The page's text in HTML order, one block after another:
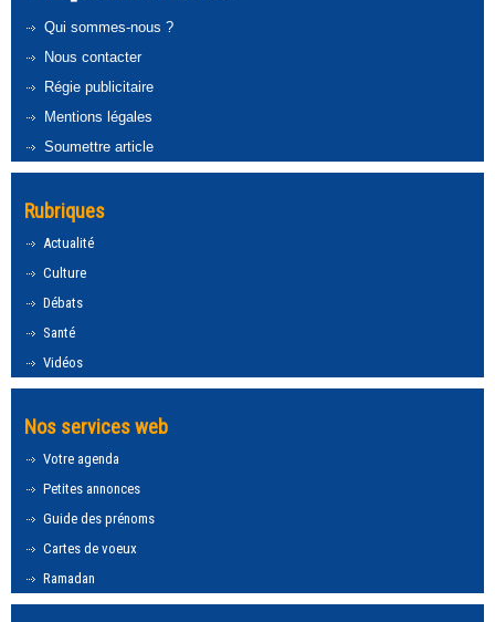
Qui sommes-nous ?
Nous contacter
Régie publicitaire
Mentions légales
Soumettre article
Rubriques
Actualité
Culture
Débats
Santé
Vidéos
Nos services web
Votre agenda
Petites annonces
Guide des prénoms
Cartes de voeux
Ramadan